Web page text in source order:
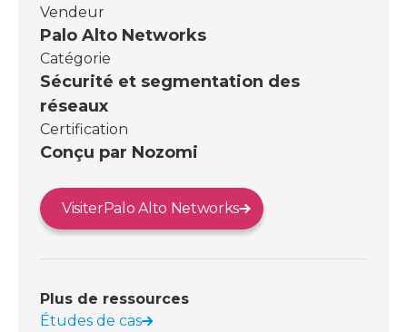
Vendeur
Palo Alto Networks
Catégorie
Sécurité et segmentation des
réseaux
Certification
Conçu par Nozomi
VisiterPalo Alto Networks
Plus de ressources
Études de cas